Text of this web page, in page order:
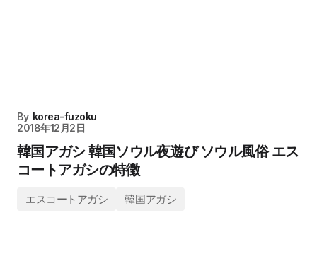
By korea-fuzoku
2018年12月2日
韓国アガシ 韓国ソウル夜遊び ソウル風俗 エス
コートアガシの特徴
エスコートアガシ 韓国アガシ